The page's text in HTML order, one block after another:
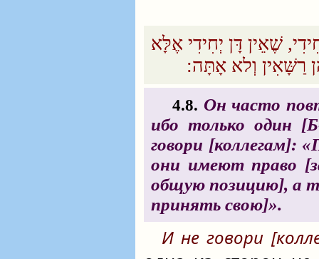
שֶׁאֵין דָּן יְחִידִי אֶלָּא
רַשָּׁאִין וְלא אָתָּה:‏
4.8. Он часто
ибо только один [
говори [коллегам]:
они имеют право
общую позицию], а
принять свою]».
И не говори